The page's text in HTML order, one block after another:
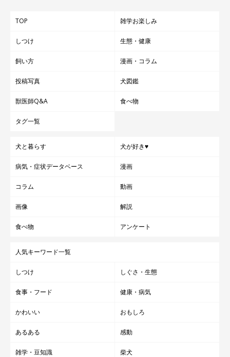
TOP 雑学お楽しみ
しつけ 生態・健康
飼い方 漫画・コラム
投稿写真 犬図鑑
獣医師Q&A 食べ物
タグ一覧
犬と暮らす 犬が好き♥
病気・症状データベース 漫画
コラム 動画
画像 解説
食べ物 アンケート
人気キーワード一覧
しつけ しぐさ・生態
食事・フード 健康・病気
かわいい おもしろ
あるある 感動
雑学・豆知識 柴犬